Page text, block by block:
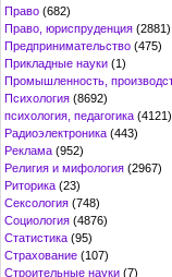
Право (682)
Право, юриспруденция (2881)
Предпринимательство (475)
Прикладные науки (1)
Промышленность,
Психология (8692)
психология, педагогика (4121)
Радиоэлектроника (443)
Реклама (952)
Религия и мифология (2967)
Риторика (23)
Сексология (748)
Социология (4876)
Статистика (95)
Страхование (107)
Строительные науки (7)